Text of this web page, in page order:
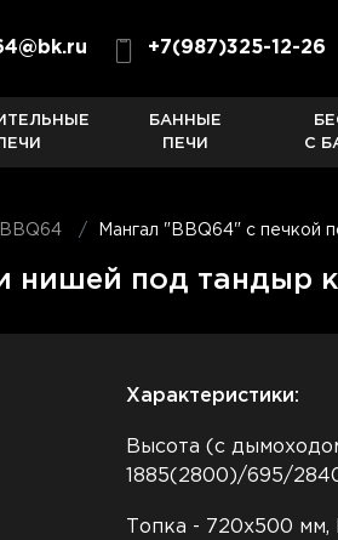
+7(987)325-12-26
БАННЫЕ
ПЕЧИ
С
Мангал "BBQ64" с печкой
нишей под тандыр
Характеристики:
Высота (с
1885(2800)/695/
Топка - 720х500 мм,